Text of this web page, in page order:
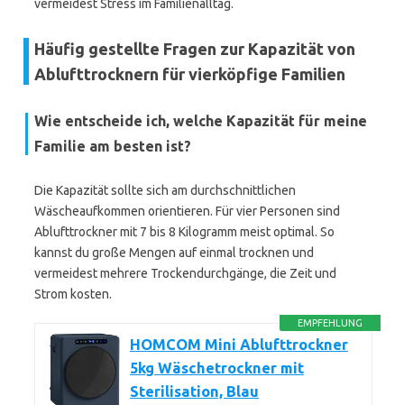
vermeidest Stress im Familienalltag.
Häufig gestellte Fragen zur Kapazität von
Ablufttrocknern für vierköpfige Familien
Wie entscheide ich, welche Kapazität für meine
Familie am besten ist?
Die Kapazität sollte sich am durchschnittlichen
Wäscheaufkommen orientieren. Für vier Personen sind
Ablufttrockner mit 7 bis 8 Kilogramm meist optimal. So
kannst du große Mengen auf einmal trocknen und
vermeidest mehrere Trockendurchgänge, die Zeit und
Strom kosten.
EMPFEHLUNG
HOMCOM Mini Ablufttrockner
5kg Wäschetrockner mit
Sterilisation, Blau